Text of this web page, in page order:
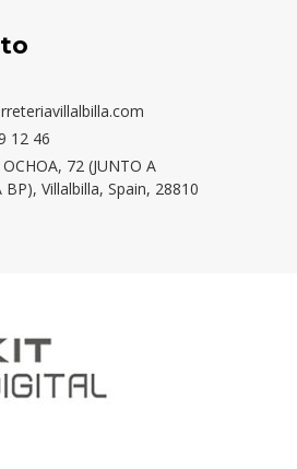
12 46
OCHOA, 72 (JUNTO A
BP), Villalbilla, Spain, 28810